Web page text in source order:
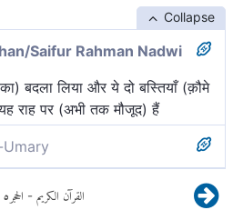
Collapse
Saifur Rahman Nadwi
बदला लिया और ये दो बस्तियाँ (क़ौमे
राह पर (अभी तक मौजूद) हैं
दोनों[1] ही साधारण मार्ग पर हैं।
القرآن الكريم - الحجر